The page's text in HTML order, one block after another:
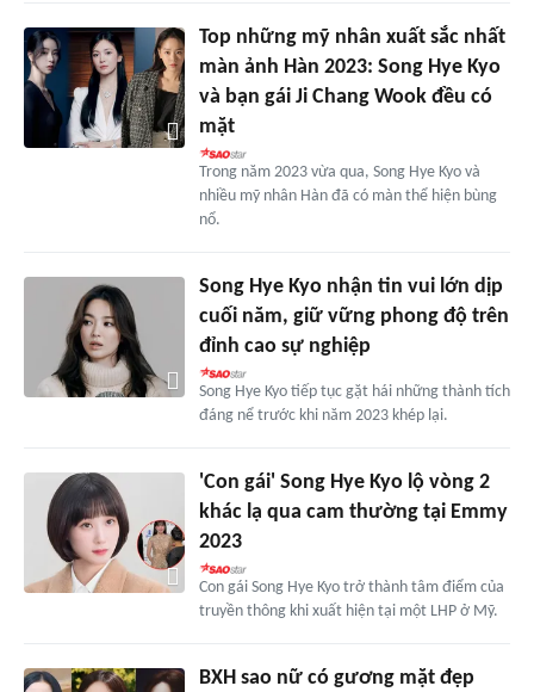
Top những mỹ nhân xuất sắc nhất
màn ảnh Hàn 2023: Song Hye Kyo
và bạn gái Ji Chang Wook đều có
mặt
Trong năm 2023 vừa qua, Song Hye Kyo và
nhiều mỹ nhân Hàn đã có màn thể hiện bùng
nổ.
Song Hye Kyo nhận tin vui lớn dịp
cuối năm, giữ vững phong độ trên
đỉnh cao sự nghiệp
Song Hye Kyo tiếp tục gặt hái những thành tích
đáng nể trước khi năm 2023 khép lại.
'Con gái' Song Hye Kyo lộ vòng 2
khác lạ qua cam thường tại Emmy
2023
Con gái Song Hye Kyo trở thành tâm điểm của
truyền thông khi xuất hiện tại một LHP ở Mỹ.
BXH sao nữ có gương mặt đẹp